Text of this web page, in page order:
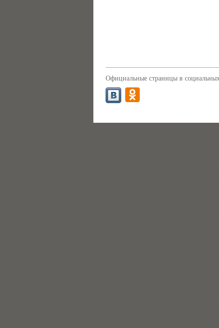
Официальные страницы в социальных